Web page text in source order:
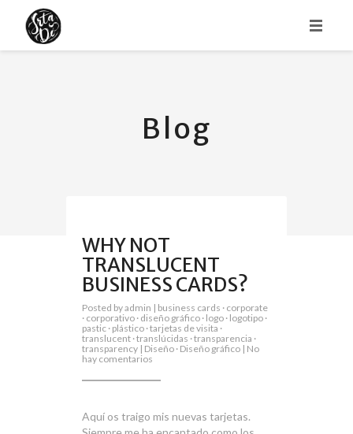
Blog
WHY NOT
TRANSLUCENT
BUSINESS CARDS?
Posted byadmin | business cards · corporate
· corporativo · diseño gráfico · logo · logotipo ·
pastic · plástico ·tarjetas de visita ·
translucent ·translúcidas ·transparencia ·
transparency | Diseño · Diseño gráfico | No
hay comentarios
not
Aquí os traigo mis nuevas tarjetas.